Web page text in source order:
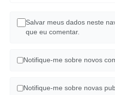
Salvar meus dados neste
que eu comentar.
Notifique-me sobre novos
Notifique-me sobre novas